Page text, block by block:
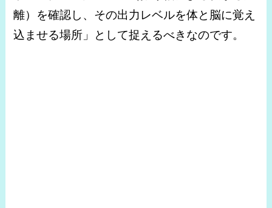
離）を確認し、その出力レベルを体と脳に覚え
込ませる場所」として捉えるべきなのです。